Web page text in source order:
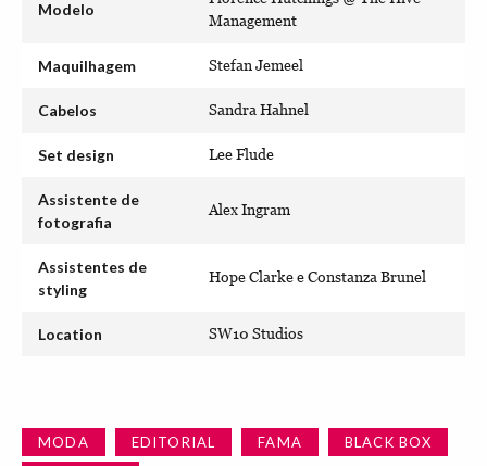
Modelo
Management
Maquilhagem Stefan Jemeel
Cabelos Sandra Hahnel
Set design Lee Flude
Assistente de
fotografia
Alex Ingram
Assistentes de
styling
Hope Clarke e Constanza Brunel
Location SW10 Studios
MODA EDITORIAL FAMA
BLACK BOX